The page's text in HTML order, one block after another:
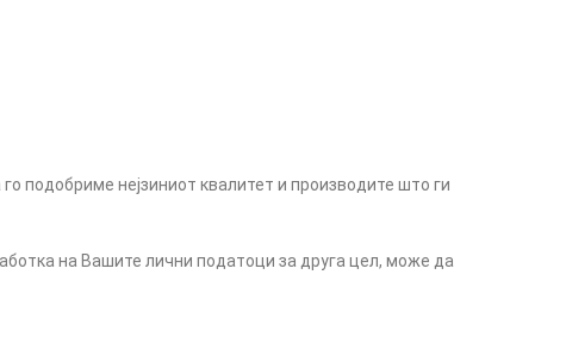
подобриме нејзиниот квалитет и производите што ги
на Вашите лични податоци за друга цел, може да